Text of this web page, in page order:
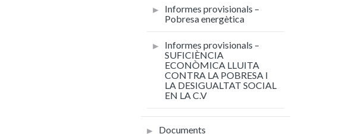
Informes provisionals –
Pobresa energètica
Informes provisionals –
SUFICIÈNCIA
ECONÒMICA LLUITA
CONTRA LA POBRESA I
LA DESIGUALTAT SOCIAL
EN LA C.V
Documents